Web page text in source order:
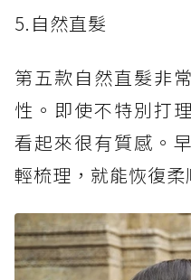
5.自然直髮
第五款自然直髮非
性。即使不特別打
看起來很有質感。
輕梳理，就能恢復柔